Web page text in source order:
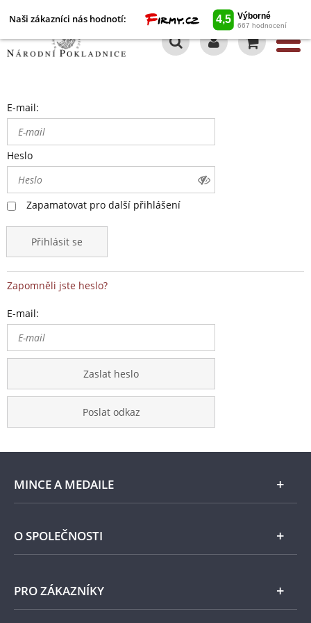
Naši zákazníci nás hodnotí:
E-mail:
Heslo
Zapamatovat pro další přihlášení
Přihlásit se
Zapomněli jste heslo?
E-mail:
Zaslat heslo
Poslat odkaz
MINCE A MEDAILE
E-shop
Stříbro
O SPOLEČNOSTI
Národní Pokladnice
PRO ZÁKAZNÍKY